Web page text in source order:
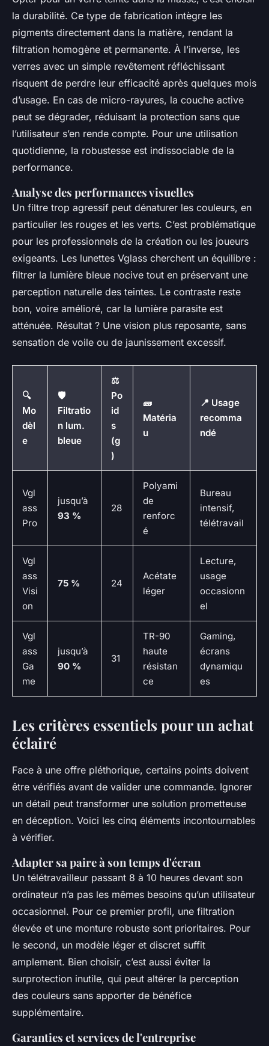
la durabilité. Ce type de fabrication intègre les
pigments directement dans la matière, rendant la
filtration homogène et permanente. À l’inverse, les
verres avec un simple revêtement réfléchissant
risquent de perdre leur efficacité après quelques mois
d’usage. En cas de micro-rayures, la couche active
peut se dégrader, réduisant la protection sans que
l’utilisateur s’en rende compte. Pour une utilisation
quotidienne, la robustesse est indissociable de la
performance.
Analyse des performances visuelles
Un filtre trop agressif peut dénaturer les couleurs, en
particulier les rouges et les verts. C’est problématique
pour les professionnels de la création ou les joueurs
exigeants. Les lunettes Vglass cherchent un équilibre :
filtrer la lumière bleue nocive tout en préservant une
perception naturelle des teintes. Le contraste reste
bon, voire amélioré, car la lumière parasite est
atténuée. Résultat ? Une vision plus reposante, sans
sensation de voile ou de jaunissement excessif.
🔍
Mo
dèl
e
🛡️
Filtratio
n lum.
bleue
⚖️
Po
id
s
(g
)
🧱
Matéria
u
📍 Usage
recomma
ndé
Vgl
ass
Pro
jusqu’à
93 %
28
Polyami
de
renforc
é
Bureau
intensif,
télétravail
Vgl
ass
Visi
on
75 % 24
Acétate
léger
Lecture,
usage
occasionn
el
Vgl
ass
Ga
me
jusqu’à
90 %
31
TR-90
haute
résistan
ce
Gaming,
écrans
dynamiqu
es
Les critères essentiels pour un achat
éclairé
Face à une offre pléthorique, certains points doivent
être vérifiés avant de valider une commande. Ignorer
un détail peut transformer une solution prometteuse
en déception. Voici les cinq éléments incontournables
à vérifier.
Adapter sa paire à son temps d'écran
Un télétravailleur passant 8 à 10 heures devant son
ordinateur n’a pas les mêmes besoins qu’un utilisateur
occasionnel. Pour ce premier profil, une filtration
élevée et une monture robuste sont prioritaires. Pour
le second, un modèle léger et discret suffit
amplement. Bien choisir, c’est aussi éviter la
surprotection inutile, qui peut altérer la perception
des couleurs sans apporter de bénéfice
supplémentaire.
Garanties et services de l'entreprise